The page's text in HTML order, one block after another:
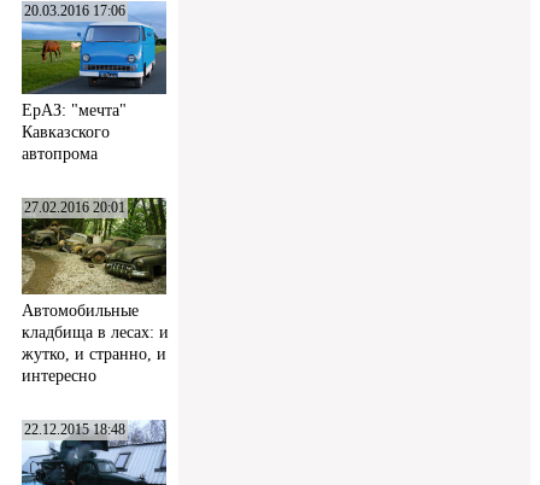
20.03.2016 17:06
ЕрАЗ: "мечта"
Кавказского
автопрома
27.02.2016 20:01
Автомобильные
кладбища в лесах: и
жутко, и странно, и
интересно
22.12.2015 18:48